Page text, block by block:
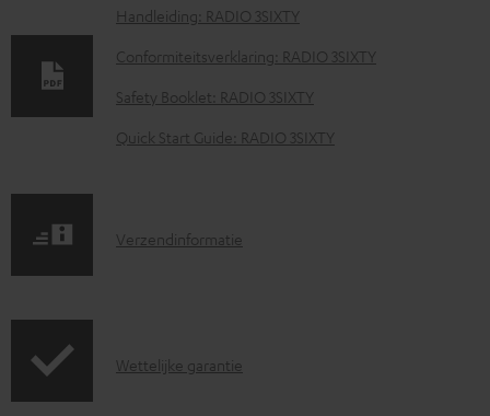
D
o
l
d
u
Handleiding: RADIO 3SIXTY
Conformiteitsverklaring: RADIO 3SIXTY
Safety Booklet: RADIO 3SIXTY
Quick Start Guide: RADIO 3SIXTY
V
e
Verzendinformatie
G
Wettelijke garantie